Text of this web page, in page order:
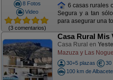
8 Fotos
Video
(3 comentarios)
6 casas rurales
Segura y a tan
para asegurar una
Casa Rural Mis
Casa Rural en Yeste
Mazuza y Las
30+5 plazas
30
100 km de Albacete